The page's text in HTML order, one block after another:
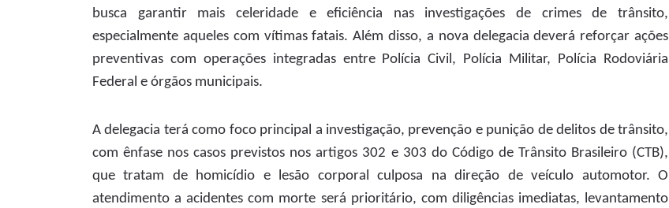
busca garantir mais celeridade e eficiência nas investigações de crimes de trânsito,
especialmente aqueles com vítimas fatais. Além disso, a nova delegacia deverá reforçar ações
preventivas com operações integradas entre Polícia Civil, Polícia Militar, Polícia Rodoviária
Federal e órgãos municipais.
A delegacia terá como foco principal a investigação, prevenção e punição de delitos de trânsito,
com ênfase nos casos previstos nos artigos 302 e 303 do Código de Trânsito Brasileiro (CTB),
que tratam de homicídio e lesão corporal culposa na direção de veículo automotor. O
atendimento a acidentes com morte será prioritário, com diligências imediatas, levantamento